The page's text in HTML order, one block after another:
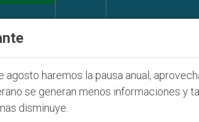
2027 ONU se pronuncia
agosto haremos la pausa anual,
se generan menos informaciones y
disminuye.